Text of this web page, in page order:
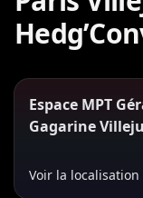
Espace MPT
Gagarine
Voir la localisation